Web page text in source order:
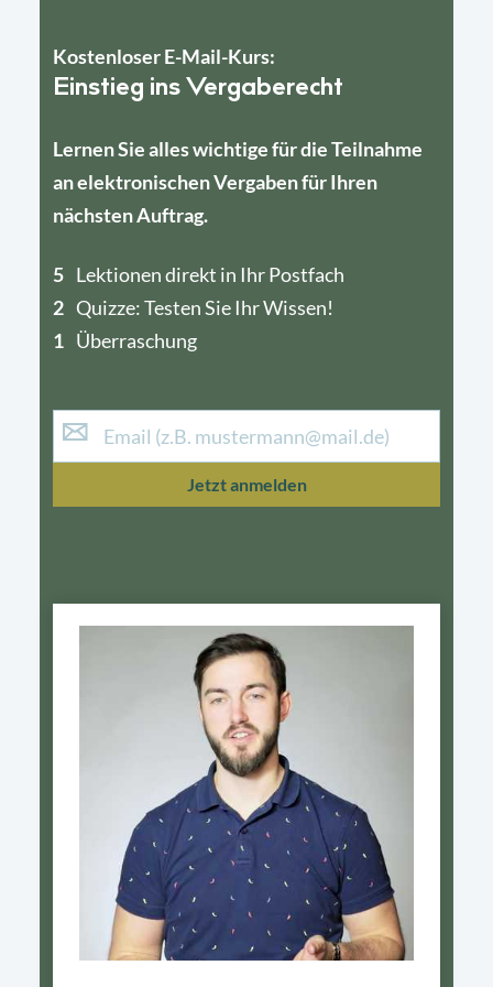
Kostenloser E-Mail-Kurs:
Einstieg ins Vergaberecht
Lernen Sie alles wichtige für die Teilnahme
an elektronischen Vergaben für Ihren
nächsten Auftrag.
5 Lektionen direkt in Ihr Postfach
2 Quizze: Testen Sie Ihr Wissen!
1 Überraschung
4
1
Jetzt anmelden